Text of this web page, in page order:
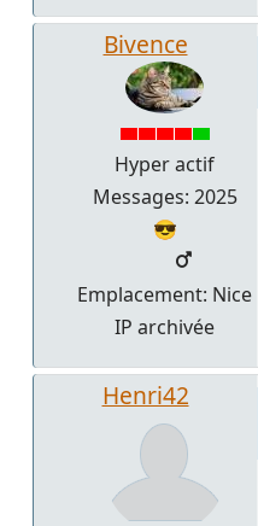
Bivence
Hyper actif
Messages: 2025
😎
Emplacement: Nice
IP archivée
Henri42